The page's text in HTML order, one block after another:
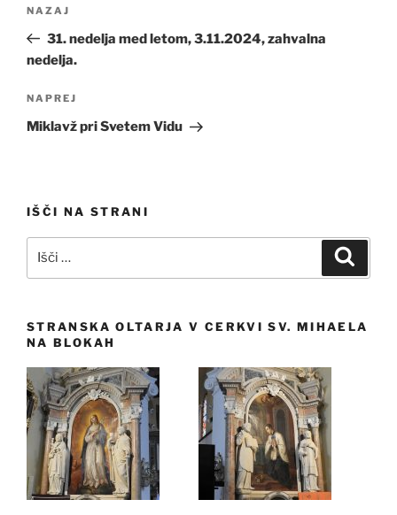
Prejšnji
prispevek
NAZAJ
31. nedelja med letom, 3.11.2024, zahvalna
nedelja.
Naslednji
prispevek
NAPREJ
Miklavž pri Svetem Vidu
IŠČI NA STRANI
STRANSKA OLTARJA V CERKVI SV. MIHAELA
NA BLOKAH